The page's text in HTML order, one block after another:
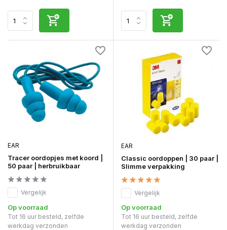
EAR
Tracer oordopjes met koord |
50 paar | herbruikbaar
Vergelijk
Op voorraad
Tot 16 uur besteld, zelfde
werkdag verzonden
EAR
Classic oordoppen | 30 paar |
Slimme verpakking
Vergelijk
Op voorraad
Tot 16 uur besteld, zelfde
werkdag verzonden